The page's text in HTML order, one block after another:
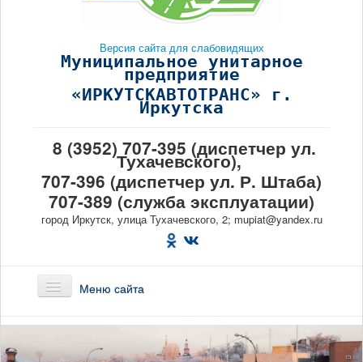
Версия сайта для слабовидящих
Муниципальное унитарное
предприятие
«ИРКУТСКАВТОТРАНС» г.
Иркутска
8 (3952) 707-395 (диспетчер ул.
Тухачевского),
707-396 (диспетчер ул. Р. Штаба)
707-389 (служба эксплуатации)
город Иркутск, улица Тухачевского, 2; mupiat@yandex.ru
Меню сайта